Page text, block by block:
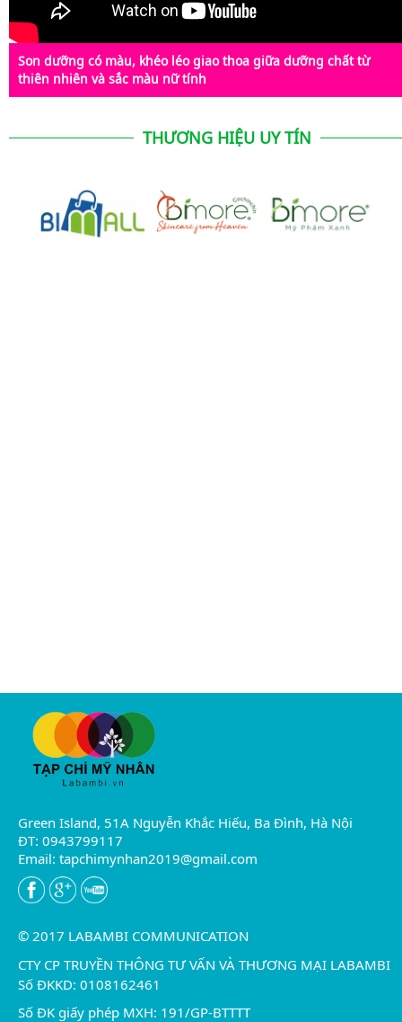
Son dưỡng có màu, khéo léo giao thoa giữa dưỡng chất từ
thiên nhiên và sắc màu nữ tính
THƯƠNG HIỆU UY TÍN
Green Island, 51A Nguyễn Khắc Hiếu, Ba Đình, Hà Nội
ĐT: 0943799117
Email: tapchimynhan2019@gmail.com
© 2017 LABAMBI COMMUNICATION
CTY CP TRUYỀN THÔNG TƯ VẤN VÀ THƯƠNG MẠI LABAMBI
Số ĐKKD: 0108162461
Số ĐK giấy phép MXH: 191/GP-BTTTT